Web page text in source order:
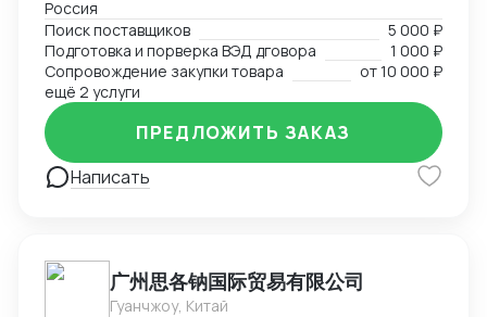
Поиск поставщиков в сфере запчастей, одежды,
товаров для дома и электронике. Поиск
поставщиков, подбор и проверка благонадежности
фабрик, подготовка договоров, ведение закупки на
всех этапах, подготовка товаросопроводительной
документации. Перевод на "белую" закупку и импорт
с минимальным удорожанием товара.
Россия
Поиск поставщиков
5 000 ₽
Подготовка и порверка ВЭД дговора
1 000 ₽
Сопровождение закупки товара
от10 000 ₽
ещё 2 услуги
Написать
ПРЕДЛОЖИТЬ ЗАКАЗ
广州思各钠国际贸易有限公司
Гуанчжоу, Китай